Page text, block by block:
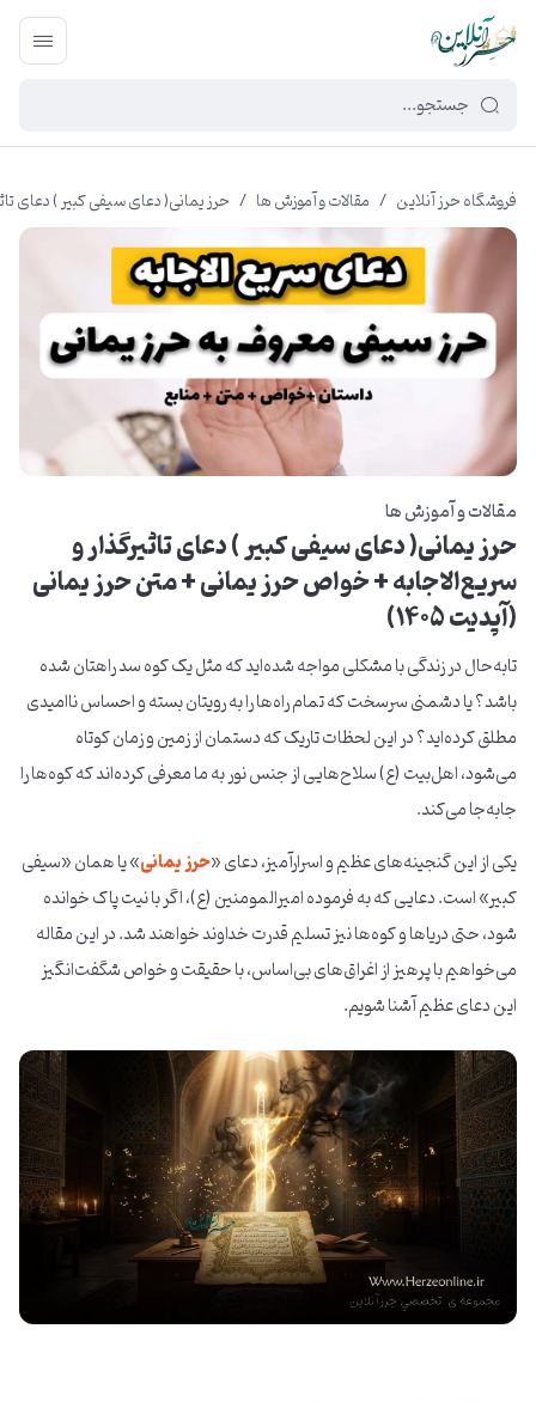
449f43cf-3da2-4422-bb12-2566cb5b8b05
فروشگاه حرز آنلاین / مقالات و آموزش ها / حرز یمانی( دعای سیفی کبیر ) دعای
مقالات و آموزش ها
حرز یمانی( دعای سیفی کبیر ) دعای تاثیرگذار و
سریع‌الاجابه + خواص حرز یمانی + متن حرز یمانی
(آپدیت ۱۴۰5)
تابه‌حال در زندگی با مشکلی مواجه شده‌اید که مثل یک کوه سد راهتان شده
باشد؟ یا دشمنی سرسخت که تمام راه‌ها را به رویتان بسته و احساس ناامیدی
مطلق کرده‌اید؟ در این لحظات تاریک که دستمان از زمین و زمان کوتاه
می‌شود، اهل‌بیت (ع) سلاح‌هایی از جنس نور به ما معرفی کرده‌اند که کوه‌ها را
جابه‌جا می‌کند.
یکی از این گنجینه‌های عظیم و اسرارآمیز، دعای «حرز یمانی» یا همان «سیفی
کبیر» است. دعایی که به فرموده امیرالمومنین (ع)، اگر با نیت پاک خوانده
شود، حتی دریاها و کوه‌ها نیز تسلیم قدرت خداوند خواهند شد. در این مقاله
می‌خواهیم با پرهیز از اغراق‌های بی‌اساس، با حقیقت و خواص شگفت‌انگیز
این دعای عظیم آشنا شویم.